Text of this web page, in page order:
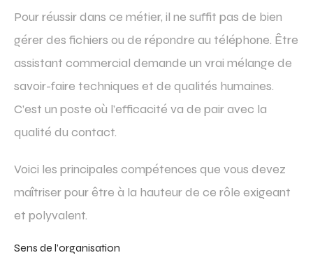
Pour réussir dans ce métier, il ne suffit pas de bien
gérer des fichiers ou de répondre au téléphone. Être
assistant commercial demande un vrai mélange de
savoir-faire techniques et de qualités humaines.
C’est un poste où l’efficacité va de pair avec la
qualité du contact.
Voici les principales compétences que vous devez
maîtriser pour être à la hauteur de ce rôle exigeant
et polyvalent.
Sens de l’organisation